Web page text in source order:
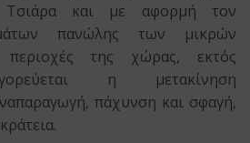
και με αφορμή τον
πανώλης των μικρών
περιοχές της χώρας, εκτός
η μετακίνηση
πάχυνση και σφαγή,